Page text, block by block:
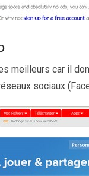
meilleurs car il
sociaux